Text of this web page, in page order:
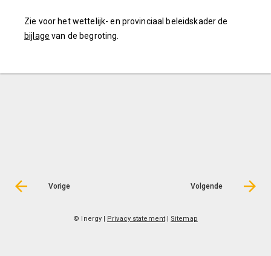
Zie voor het wettelijk- en provinciaal beleidskader de
bijlage van de begroting.
Vorige Volgende
© Inergy | Privacy statement| Sitemap